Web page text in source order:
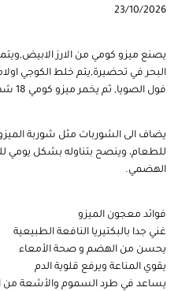
23/10/2026
يصنع ميزو كومي من الارز
البحر في تحضيرة,يتم خلط الكوجي
فول الصويا, ثم يخمر ميزو كومي 18 شهرا.
يضاف الى الشوربات مثل شوربة الميزو
للطعام، وينصح بتناوله بشكل يومي
الهضمي.
فوائد معجون الميزو
غني جدا بالبكتيريا النافعة الطبيعية
يحسن من الهضم و صحة الأمعاء
يقوي المناعة ويرفع قلوية الدم
يساعد في طرد السموم والأشعة